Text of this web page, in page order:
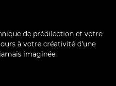
de prédilection et votre
à votre créativité d'une
imaginée.